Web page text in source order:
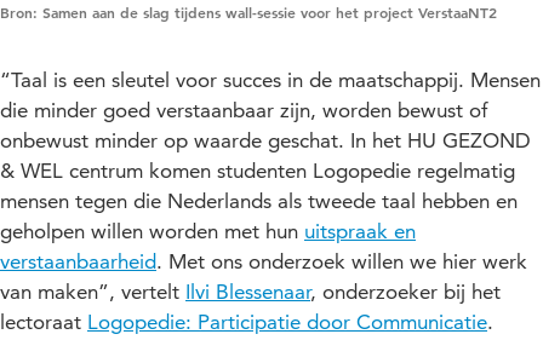
Bron: Samen aan de slag tijdens wall-sessie voor het project VerstaaNT2
“Taal is een sleutel voor succes in de maatschappij. Mensen
die minder goed verstaanbaar zijn, worden bewust of
onbewust minder op waarde geschat. In het HU GEZOND
& WEL centrum komen studenten Logopedie regelmatig
mensen tegen die Nederlands als tweede taal hebben en
geholpen willen worden met hun uitspraak en
verstaanbaarheid. Met ons onderzoek willen we hier werk
van maken”, vertelt Ilvi Blessenaar, onderzoeker bij het
lectoraat Logopedie: Participatie door Communicatie.